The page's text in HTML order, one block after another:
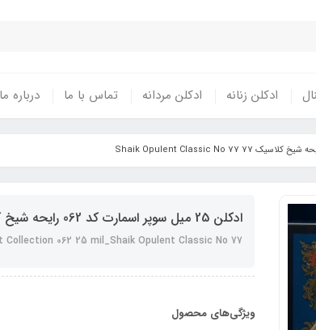
ادکلن زنانه ادکلن مردانه تماس با ما درباره ما
ادکلن 25 میل سوپر اسمارت کد 062 رایحه شیخ کلاسیک 77 Shaik Opulent Classic No 77
Collection 062 25 mil_Shaik Opulent Classic No 77
ویژگی‌های محصول